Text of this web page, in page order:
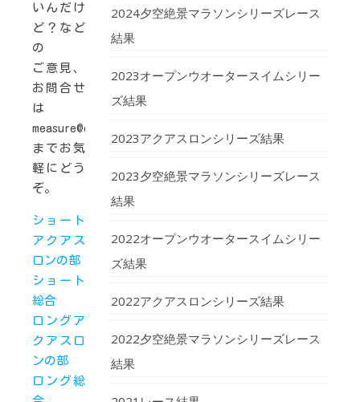
いんだけ
ど？など
の
ご意見、
お問合せ
は
measure@openwater.gr.jp
までお気
軽にどう
ぞ。
ショート
アクアス
ロンの部
ショート
総合
ロングア
クアスロ
ンの部
ロング総
2024夕空絶景マラソンシリーズレース
結果
2023オープンウオータースイムシリー
ズ結果
2023アクアスロンシリーズ結果
2023夕空絶景マラソンシリーズレース
結果
2022オープンウオータースイムシリー
ズ結果
2022アクアスロンシリーズ結果
2022夕空絶景マラソンシリーズレース
結果